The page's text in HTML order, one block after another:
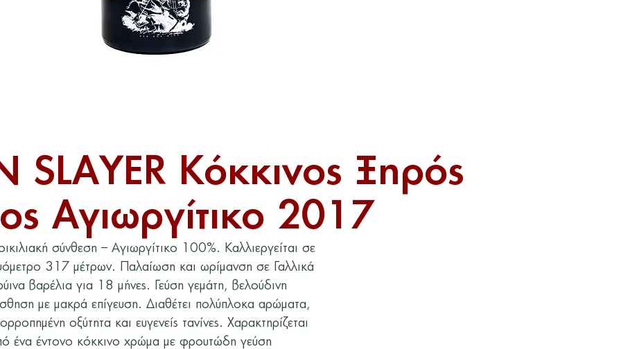
SLAYER Κόκκινος Ξηρός
Αγιωργίτικο 2017
σύνθεση – Αγιωργίτικο 100%. Καλλιεργείται σε
317 μέτρων. Παλαίωση και ωρίμανση σε Γαλλικά
βαρέλια για 18 μήνες. Γεύση γεμάτη, βελούδινη
με μακρά επίγευση. Διαθέτει πολύπλοκα αρώματα,
οξύτητα και ευγενείς τανίνες. Χαρακτηρίζεται
ένα έντονο κόκκινο χρώμα με φρουτώδη γεύση